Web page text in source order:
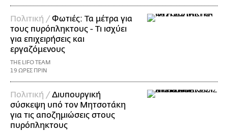
Πολιτική /Φωτιές: Τα μέτρα για
τους πυρόπληκτους - Τι ισχύει
για επιχειρήσεις και
εργαζόμενους
THE LIFO TEAM
19 ΩΡΕΣ ΠΡΙΝ
Πολιτική /Διυπουργική
σύσκεψη υπό τον Μητσοτάκη
για τις αποζημιώσεις στους
πυρόπληκτους